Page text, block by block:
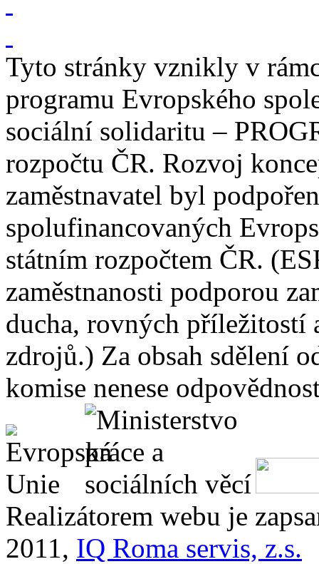
Tyto stránky vznikly v
programu Evropského
sociální solidaritu –
rozpočtu ČR. Rozvoj
zaměstnavatel byl
spolufinancovaných
státním rozpočtem ČR.
zaměstnanosti podporou
ducha, rovných příležitostí
zdrojů.) Za obsah sdělení
komise nenese
Realizátorem webu je
2011, IQ Roma servis, z.s.